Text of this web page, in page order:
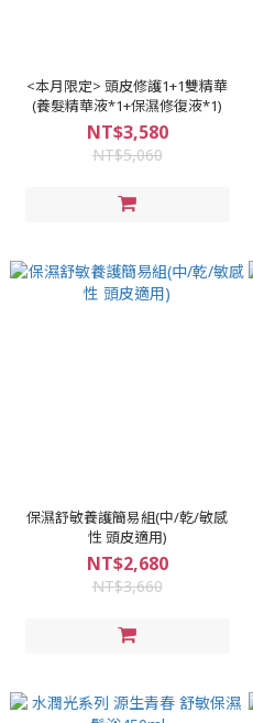
<本月限定> 頭皮修護1+1雙精華
(養髮精華液*1+保濕修復液*1)
NT$3,580
NT$5,060
保濕舒敏養護簡易組(中/乾/敏感
性 頭皮適用)
NT$2,680
NT$3,660